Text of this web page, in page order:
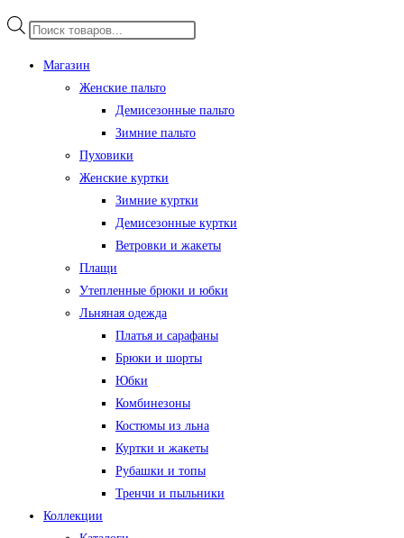
Поиск
Магазин
Женские пальто
Демисезонные пальто
Зимние пальто
Пуховики
Женские куртки
Зимние куртки
Демисезонные куртки
Ветровки и жакеты
Плащи
Утепленные брюки и юбки
Льняная одежда
Платья и сарафаны
Брюки и шорты
Юбки
Комбинезоны
Костюмы из льна
Куртки и жакеты
Рубашки и топы
Тренчи и пыльники
Коллекции